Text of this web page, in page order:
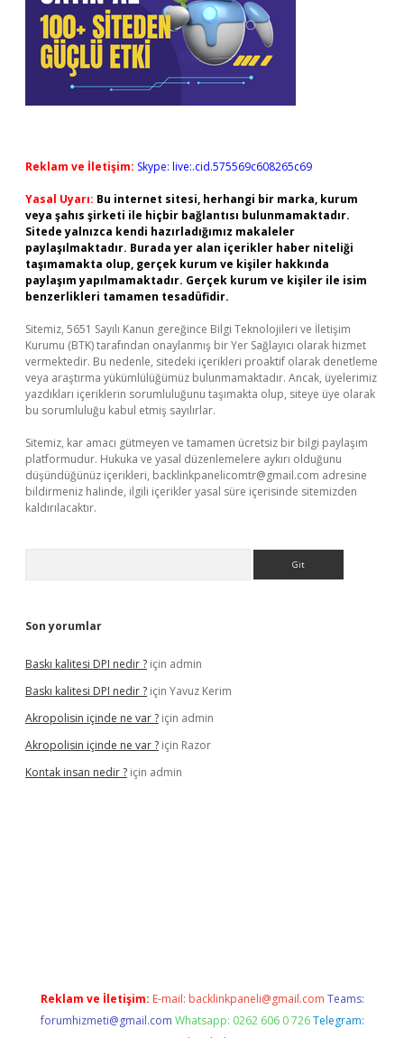
Reklam ve İletişim: Skype: live:.cid.575569c608265c69
Yasal Uyarı: Bu internet sitesi, herhangi bir marka, kurum
veya şahıs şirketi ile hiçbir bağlantısı bulunmamaktadır.
Sitede yalnızca kendi hazırladığımız makaleler
paylaşılmaktadır. Burada yer alan içerikler haber niteliği
taşımamakta olup, gerçek kurum ve kişiler hakkında
paylaşım yapılmamaktadır. Gerçek kurum ve kişiler ile isim
benzerlikleri tamamen tesadüfidir.
Sitemiz, 5651 Sayılı Kanun gereğince Bilgi Teknolojileri ve İletişim
Kurumu (BTK) tarafından onaylanmış bir Yer Sağlayıcı olarak hizmet
vermektedir. Bu nedenle, sitedeki içerikleri proaktif olarak denetleme
veya araştırma yükümlülüğümüz bulunmamaktadır. Ancak, üyelerimiz
yazdıkları içeriklerin sorumluluğunu taşımakta olup, siteye üye olarak
bu sorumluluğu kabul etmiş sayılırlar.
Sitemiz, kar amacı gütmeyen ve tamamen ücretsiz bir bilgi paylaşım
platformudur. Hukuka ve yasal düzenlemelere aykırı olduğunu
düşündüğünüz içerikleri, backlinkpanelicomtr@gmail.com adresine
bildirmeniz halinde, ilgili içerikler yasal süre içerisinde sitemizden
kaldırılacaktır.
Son yorumlar
Baskı kalitesi DPI nedir ? için admin
Baskı kalitesi DPI nedir ? için Yavuz Kerim
Akropolisin içinde ne var ? için admin
Akropolisin içinde ne var ? için Razor
Kontak insan nedir ? için admin
Reklam ve İletişim: E-mail: backlinkpaneli@gmail.com Teams:
forumhizmeti@gmail.com Whatsapp: 0262 606 0 726 Telegram: